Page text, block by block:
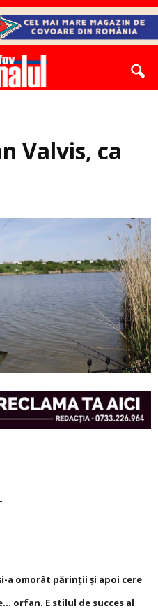
Valvis, ca
a omorât părinţii şi apoi cere
orfan. E stilul de succes al